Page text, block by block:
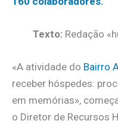
Texto: Redação
«A atividade do Bairro
receber hóspedes:
em memórias»,
o Diretor de Recursos